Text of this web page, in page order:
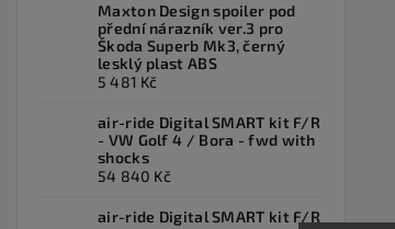
Maxton Design spoiler pod
přední nárazník ver.3 pro
Škoda Superb Mk3, černý
lesklý plast ABS
5 481 Kč
air-ride Digital SMART kit F/R
- VW Golf 4 / Bora - fwd with
shocks
54 840 Kč
air-ride Digital SMART kit F/R